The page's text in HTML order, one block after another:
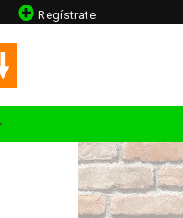
Regístrate